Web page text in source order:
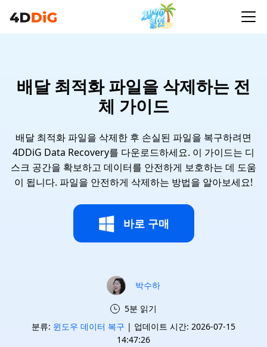
배달 최적화 파일을 삭제하는 전
체 가이드
배달 최적화 파일을 삭제한 후 손실된 파일을 복구하려면
4DDiG Data Recovery를 다운로드하세요. 이 가이드는 디
스크 공간을 확보하고 데이터를 안전하게 보호하는 데 도움
이 됩니다. 파일을 안전하게 삭제하는 방법을 알아보세요!
바로 구매
박수하
5분 읽기
분류: 윈도우 데이터 복구 | 업데이트 시간: 2026-07-15
14:47:26